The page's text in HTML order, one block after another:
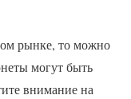
рынке, то можно
могут быть
внимание на